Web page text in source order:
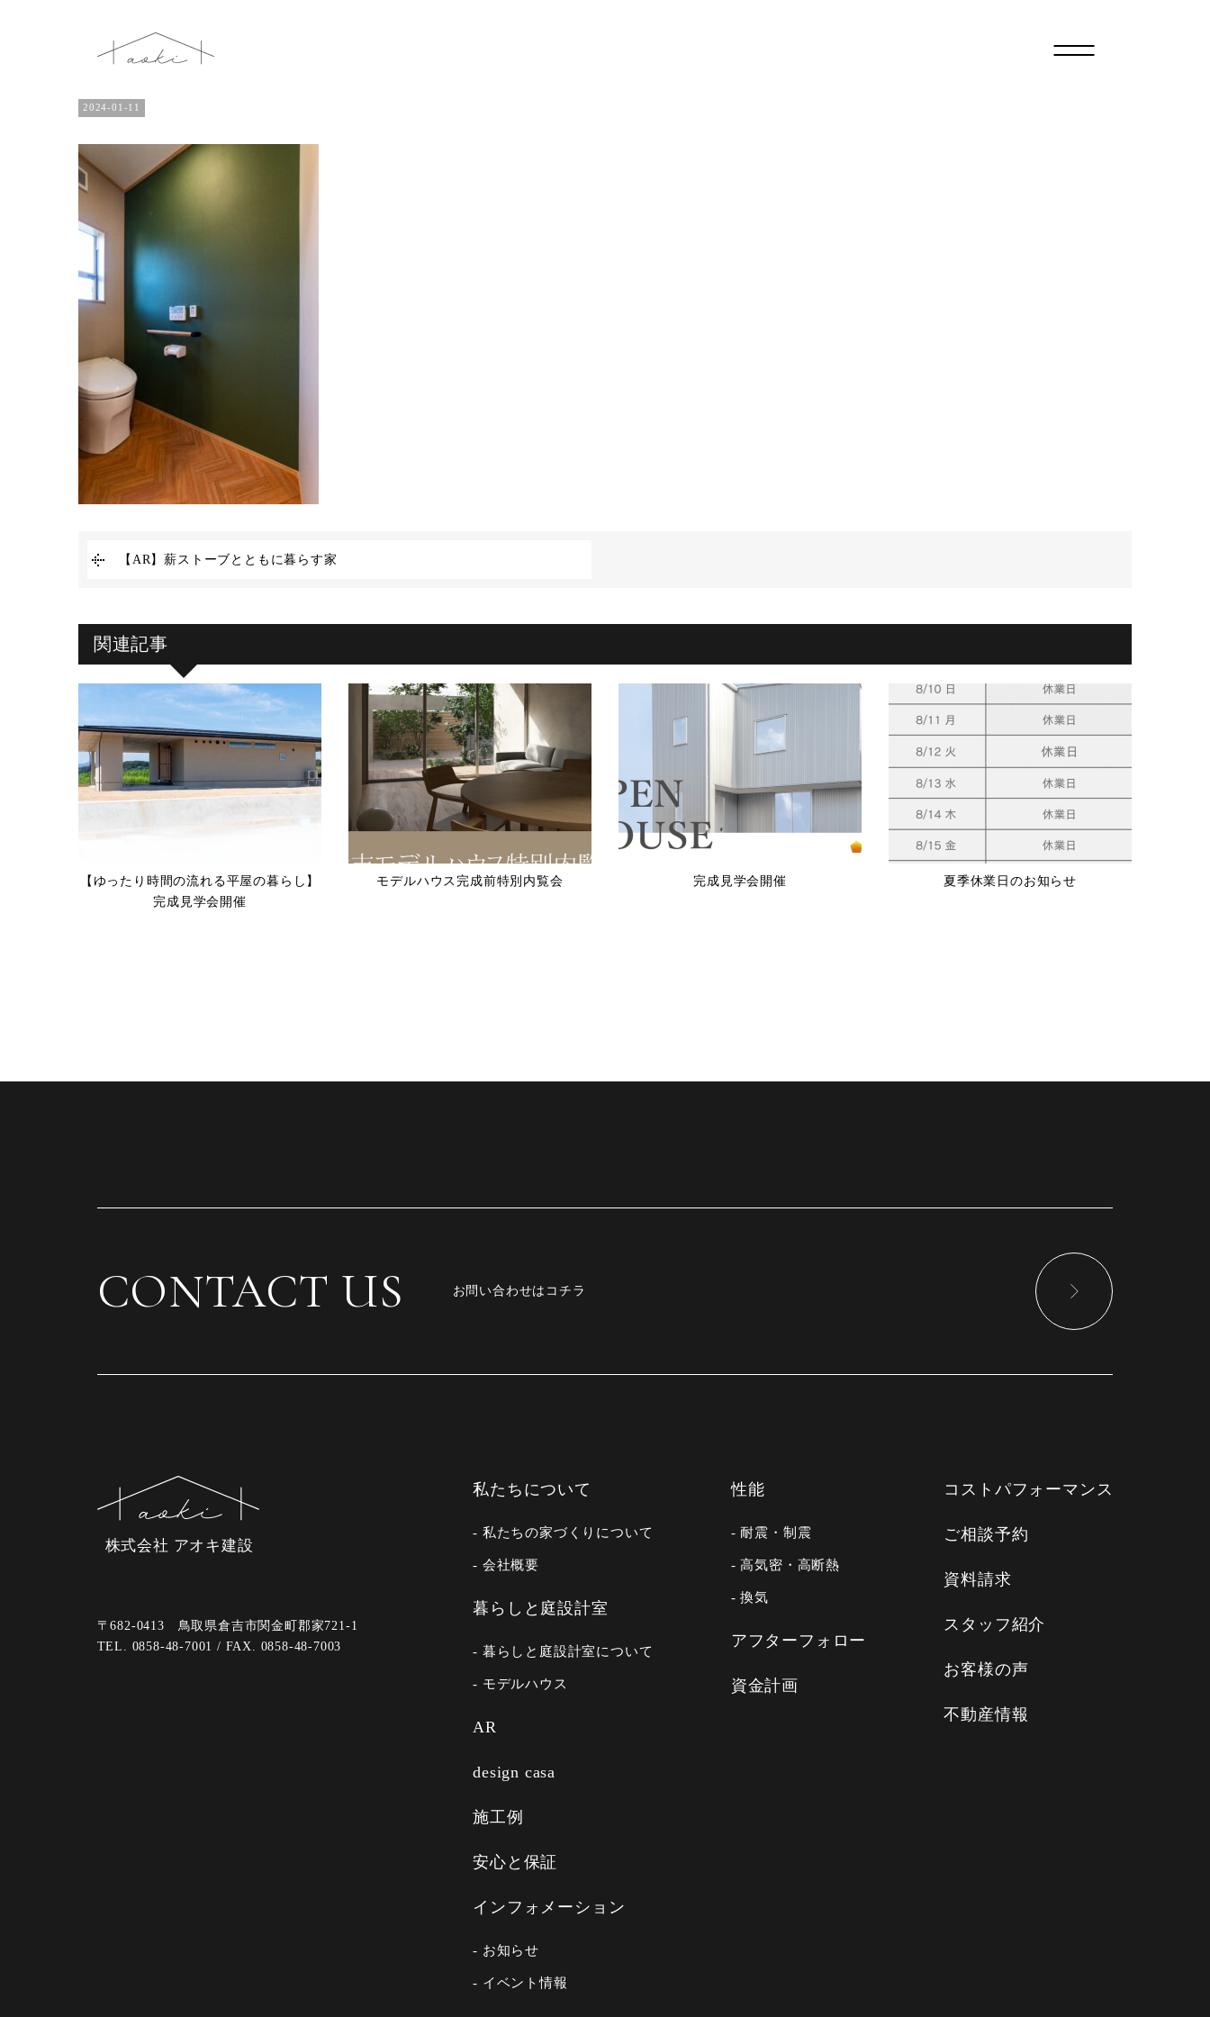
2024-01-11
【AR】薪ストーブとともに暮らす家
関連記事
【ゆったり時間の流れる平屋の暮らし】
完成見学会開催
モデルハウス完成前特別内覧会 完成見学会開催 夏季休業日のお知らせ
CONTACT US お問い合わせはコチラ
株式会社 アオキ建設
〒682-0413 鳥取県倉吉市関金町郡家721-1
TEL. 0858-48-7001 / FAX. 0858-48-7003
私たちについて
- 私たちの家づくりについて
- 会社概要
暮らしと庭設計室
- 暮らしと庭設計室について
- モデルハウス
AR
design casa
施工例
安心と保証
性能
- 耐震・制震
- 高気密・高断熱
- 換気
アフターフォロー
資金計画
コストパフォーマンス
ご相談予約
資料請求
スタッフ紹介
お客様の声
不動産情報
インフォメーション
- お知らせ
- イベント情報